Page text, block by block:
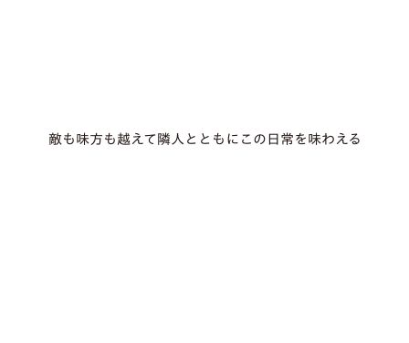
敵も味方も越えて隣人とともにこの日常を味わえる